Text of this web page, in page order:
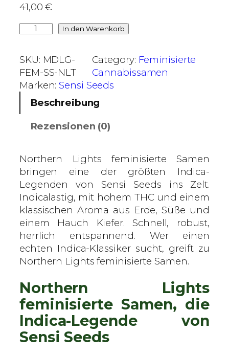
b
1
3
0
0
€
41,00€
r
t
h
e
g
h
t
s
–
S
e
n
s
S
e
e
d
s
In den Warenkorb
SKU: MDLG-
FEM-SS-NLT
Category: Feminisierte
Cannabissamen
Marken:Sensi Seeds
Beschreibung
Rezensionen (0)
Northern Lights feminisierte Samen
bringen eine der größten Indica-
Legenden von Sensi Seeds ins Zelt.
Indicalastig, mit hohem THC und einem
klassischen Aroma aus Erde, Süße und
einem Hauch Kiefer. Schnell, robust,
herrlich entspannend. Wer einen
echten Indica-Klassiker sucht, greift zu
Northern Lights feminisierte Samen.
Northern Lights
feminisierte Samen, die
Indica-Legende von
Sensi Seeds